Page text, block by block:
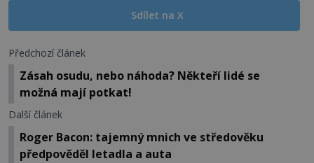
Sdílet na X
Předchozí článek
Zásah osudu, nebo náhoda? Někteří lidé se
možná mají potkat!
Další článek
Roger Bacon: tajemný mnich ve středověku
předpověděl letadla a auta